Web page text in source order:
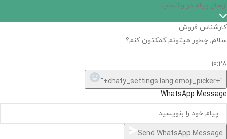
ارسال پیام در واتساپ
کارشناس فروش
سلام, چطور میتونم کمکتون کنم؟
10:28
"+chaty_settings.lang.emoji_picker+"
WhatsApp Message
Send WhatsApp Message